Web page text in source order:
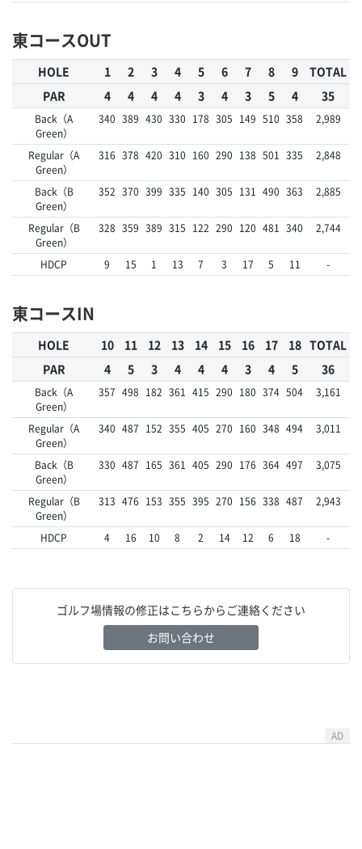
東コースOUT
HOLE 1 2 3 4 5 6 7 8 9
TOTAL
PAR
4 4 4 4 3 4 3 5 4 35
Back（A
Green）
340 389 430 330 178 305 149 510 358 2,989
Regular（A
Green）
316 378 420 310 160 290 138 501 335 2,848
Back（B
Green）
352 370 399 335 140 305 131 490 363 2,885
Regular（B
Green）
328 359 389 315 122 290 120 481 340 2,744
HDCP 9 15 1 13 7 3 17 5 11 -
東コースIN
HOLE 10 11 12 13 14 15 16 17 18 TOTAL
PAR
4 5 3 4 4 4 3 4 5 36
Back（A
Green）
357 498 182 361 415 290 180 374 504 3,161
Regular（A
Green）
340 487 152 355 405 270 160 348 494 3,011
Back（B
Green）
330 487 165 361 405 290 176 364 497 3,075
Regular（B
Green）
313 476 153 355 395 270 156 338 487 2,943
HDCP 4 16 10 8 2 14 12 6 18 -
ゴルフ場情報の修正はこちらからご連絡ください
お問い合わせ
AD